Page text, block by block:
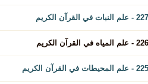
227 - علم النبات في القرآن الكريم
226 - علم المياه في القرآن الكريم
225 - علم المحيطات في القرآن الكريم